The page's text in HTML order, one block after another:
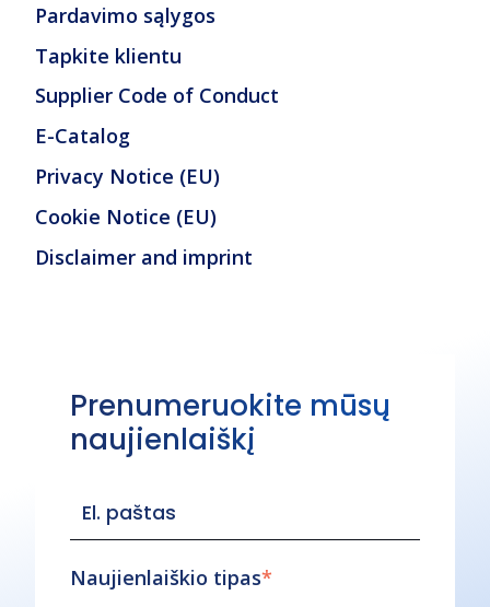
Pardavimo sąlygos
Tapkite klientu
Supplier Code of Conduct
E-Catalog
Privacy Notice (EU)
Cookie Notice (EU)
Disclaimer and imprint
Prenumeruokite mūsų
naujienlaiškį
Naujienlaiškio tipas*